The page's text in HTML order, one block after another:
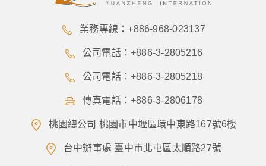
業務專線：+886-968-023137
公司電話：+886-3-2805216
公司電話：+886-3-2805218
傳真電話：+886-3-2806178
桃園總公司 桃園市中壢區環中東路167號6樓
台中辦事處 臺中市北屯區太順路27號